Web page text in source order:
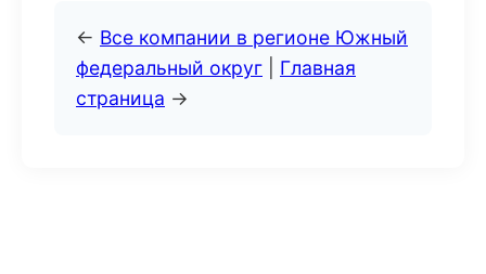
← Все компании в регионе Южный
федеральный округ
Главная
страница →